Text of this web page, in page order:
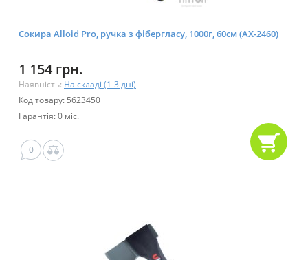
Сокира Alloid Pro, ручка з фібергласу, 1000г, 60см (AX-2460)
1 154 грн.
Наявність: На складі (1-3 дні)
Код товару: 5623450
Гарантія: 0 міс.
0